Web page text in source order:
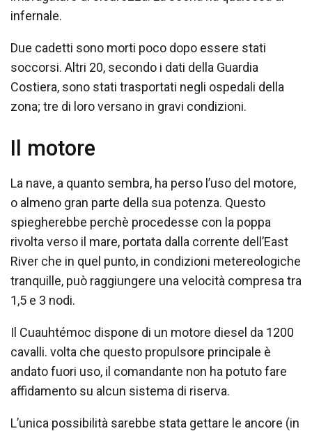
infernale.
Due cadetti sono morti poco dopo essere stati
soccorsi. Altri 20, secondo i dati della Guardia
Costiera, sono stati trasportati negli ospedali della
zona; tre di loro versano in gravi condizioni.
Il motore
La nave, a quanto sembra, ha perso l’uso del motore,
o almeno gran parte della sua potenza. Questo
spiegherebbe perchè procedesse con la poppa
rivolta verso il mare, portata dalla corrente dell’East
River che in quel punto, in condizioni metereologiche
tranquille, può raggiungere una velocità compresa tra
1,5 e 3 nodi.
Il Cuauhtémoc dispone di un motore diesel da 1200
cavalli. volta che questo propulsore principale è
andato fuori uso, il comandante non ha potuto fare
affidamento su alcun sistema di riserva.
L’unica possibilità sarebbe stata gettare le ancore (in